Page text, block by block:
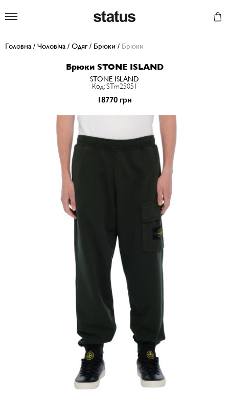
Головна / Чоловіча / Одяг/ Брюки / Брюки
Брюки STONE ISLAND
STONE ISLAND
Код: STm25051
18770 грн